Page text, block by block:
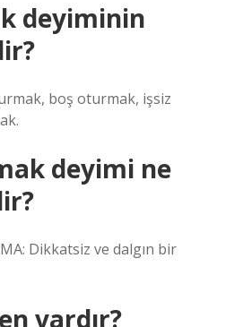
deyiminin
boş oturmak, işsiz
deyimi ne
Dikkatsiz ve dalgın bir
vardır?